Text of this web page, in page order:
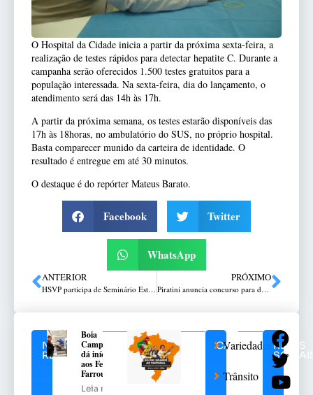
O Hospital da Cidade inicia a partir da próxima sexta-feira, a
realização de testes rápidos para detectar hepatite C. Durante a
campanha serão oferecidos 1.500 testes gratuitos para a
população interessada. Na sexta-feira, dia do lançamento, o
atendimento será das 14h às 17h.
A partir da próxima semana, os testes estarão disponíveis das
17h às 18horas, no ambulatório do SUS, no próprio hospital.
Basta comparecer munido da carteira de identidade. O
resultado é entregue em até 30 minutos.
O destaque é do repórter Mateus Barato.
Facebook Twitter
WhatsApp
ANTERIOR
HSVP participa de Seminário Estadual de Influenza
PRÓXIMO
Piratini anuncia concurso para dois mil brigadianos
NOTÍCIAS
RELACIONADAS
Boia
Campeira
dá início
aos Festejos
Farroupilha
Leia mais
CATEGORIAS
Variedades
Trânsito
REDES